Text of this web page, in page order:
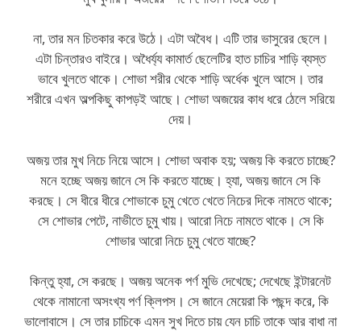
না, তার মন চিতকার করে উঠে। এটা অবৈধ। এটি তার ভাসুরের ছেলে।
এটা চিন্তারও বাইরে। অধৈর্য্য কামার্ত ছেলেটির হাত চাচির শাড়ি ব্যস্ত
ভাবে খুলতে থাকে। শোভা শরীর থেকে শাড়ি অর্ধেক খুলে আসে। তার
শরীরে এখন অল্পকিছু কাপড়ই আছে। শোভা অজয়ের কাধ ধরে ঠেলে সরিয়ে
দেয়।
অজয় তার মুখ নিচে নিয়ে আসে। শোভা অবাক হয়; অজয় কি করতে চাচ্ছে?
মনে হচ্ছে অজয় জানে সে কি করতে যাচ্ছে। হ্যা, অজয় জানে সে কি
করছে। সে ধীরে ধীরে শোভাকে চুমু খেতে খেতে নিচের দিকে নামতে থাকে;
সে শোভার পেটে, নাভীতে চুমু খায়। আরো নিচে নামতে থাকে। সে কি
শোভার আরো নিচে চুমু খেতে যাচ্ছে?
কিন্তু হ্যা, সে করছে। অজয় অনেক পর্ণ মুভি দেখেছে; দেখেছে ইন্টারনেট
থেকে নামানো অসংখ্য পর্ণ ক্লিপস। সে জানে মেয়েরা কি পছন্দ করে, কি
ভালোবাসে। সে তার চাচিকে এমন সুখ দিতে চায় যেন চাচি তাকে আর বাধা না